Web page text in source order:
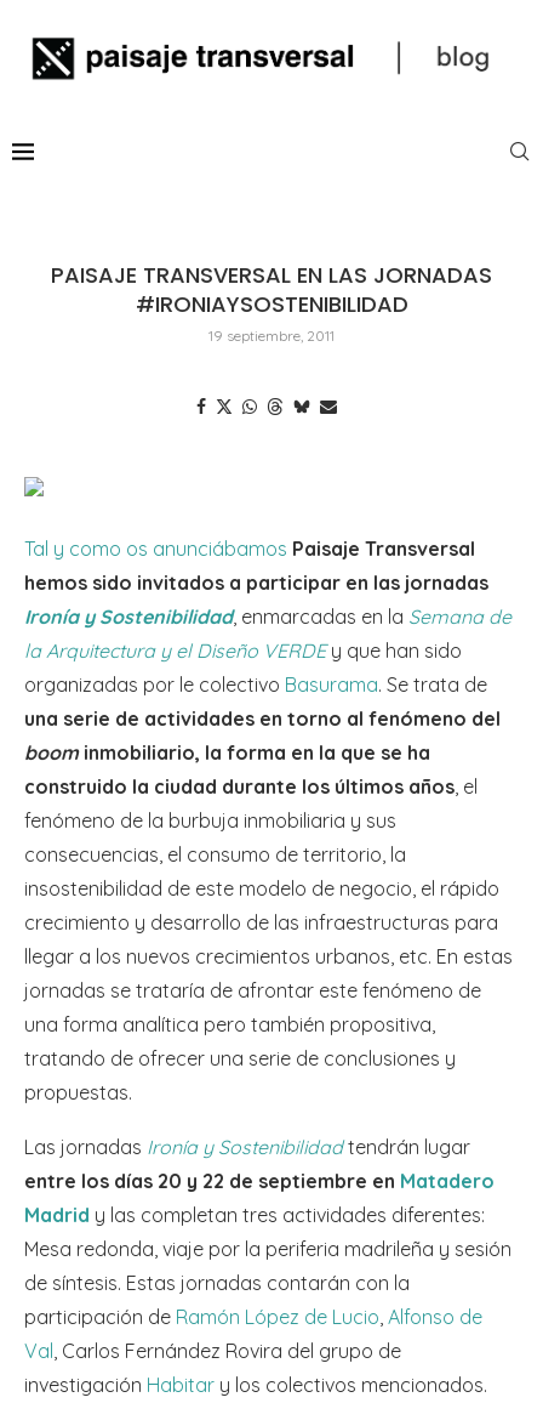
PAISAJE TRANSVERSAL EN LAS JORNADAS
#IRONIAYSOSTENIBILIDAD
19 septiembre, 2011
Tal y como os anunciábamos Paisaje Transversal
hemos sido invitados a participar en las jornadas
Ironía y Sostenibilidad, enmarcadas en la Semana de
la Arquitectura y el Diseño VERDEy que han sido
organizadas por le colectivo Basurama. Se trata de
una serie de actividades en torno al fenómeno del
boominmobiliario, la forma en la que se ha
construido la ciudad durante los últimos años , el
fenómeno de la burbuja inmobiliaria y sus
consecuencias, el consumo de territorio, la
insostenibilidad de este modelo de negocio, el rápido
crecimiento y desarrollo de las infraestructuras para
llegar a los nuevos crecimientos urbanos, etc. En estas
jornadas se trataría de afrontar este fenómeno de
una forma analítica pero también propositiva,
tratando de ofrecer una serie de conclusiones y
propuestas.
Las jornadas Ironía y Sostenibilidadtendrán lugar
entre los días 20 y 22 de septiembre en Matadero
Madrid y las completan tres actividades diferentes:
Mesa redonda, viaje por la periferia madrileña y sesión
de síntesis. Estas jornadas contarán con la
participación de Ramón López de Lucio Alfonso de
Val , Carlos Fernández Rovira del grupo de
investigación Habitar y los colectivos mencionados.